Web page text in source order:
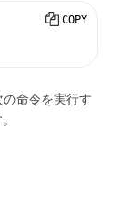
COPY
命令を実行す